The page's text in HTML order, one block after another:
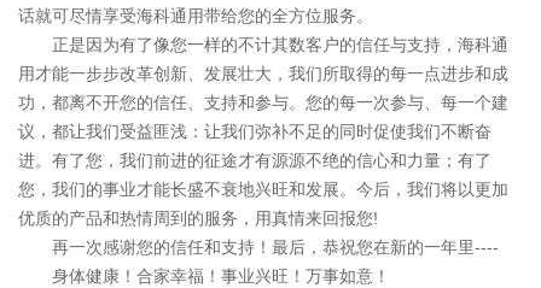
话就可尽情享受海科通用带给您的全方位服务。
正是因为有了像您一样的不计其数客户的信任与支持，海科通
用才能一步步改革创新、发展壮大，我们所取得的每一点进步和成
功，都离不开您的信任、支持和参与。您的每一次参与、每一个建
议，都让我们受益匪浅：让我们弥补不足的同时促使我们不断奋
进。有了您，我们前进的征途才有源源不绝的信心和力量；有了
您，我们的事业才能长盛不衰地兴旺和发展。今后，我们将以更加
优质的产品和热情周到的服务，用真情来回报您!
再一次感谢您的信任和支持！最后，恭祝您在新的一年里----
身体健康！合家幸福！事业兴旺！万事如意！